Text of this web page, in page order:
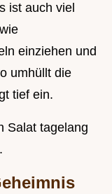
ist auch viel
einziehen und
umhüllt die
tief ein.
Salat tagelang